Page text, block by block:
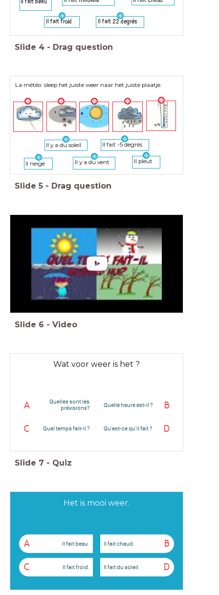
Il fait froid Il fait 22 degrés
il fait beau
Slide 4 - Drag question
La météo: sleep het juiste weer naar het juiste plaatje.
Il neige
Il y a du soleil
Il pleut
Il fait -5 degrés
Il y a du vent
Slide 5 - Drag question
Slide 6 - Video
Wat voor weer is het ?
A
Quelles sont les
prévisions?
B
Quelle heure est-il ?
C Quel temps fait-il ? D
Qu'est-ce qu'il fait ?
Slide 7 - Quiz
Het is mooi weer.
A Il fait beau. B
Il fait chaud.
C Il fait froid. D
Il fait du soleil.